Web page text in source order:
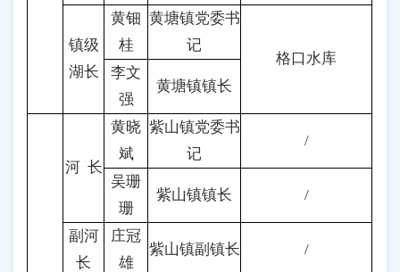
镇级
湖长
黄钿
桂
黄塘镇党委书
记
格口水库
李文
强
黄塘镇镇长
河 长
黄晓
斌
紫山镇党委书
记
/
吴珊
珊
紫山镇镇长 /
副河
长
庄冠
雄
紫山镇副镇长 /